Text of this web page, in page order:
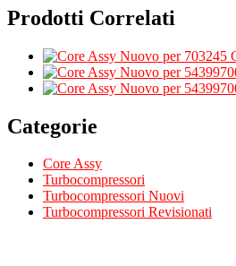
Prodotti Correlati
Categorie
Core Assy
Turbocompressori
Turbocompressori Nuovi
Turbocompressori Revisionati